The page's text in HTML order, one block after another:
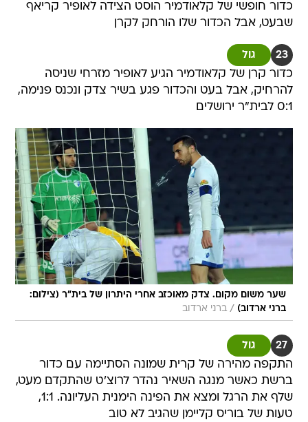
כדור חופשי של קלאודמיר הוסט הצידה לאופיר קריאף
שבעט, אבל הכדור שלו הורחק לקרן
23 גול
כדור קרן של קלאודמיר הגיע לאופיר מזרחי שניסה
להרחיק, אבל בעט והכדור פגע בשיר צדק ונכנס פנימה,
0:1 לבית"ר ירושלים
שער משום מקום. צדק מאוכזב אחרי היתרון של בית"ר (צילום:
ברני ארדוב) / ברני ארדוב
27 גול
התקפה מהירה של קרית שמונה הסתיימה עם כדור
ברשת כאשר מנגה השאיר נהדר לרוצ'ט שהתקדם מעט,
שלף את הרגל ומצא את הפינה הימנית העליונה. 1:1,
טעות של בוריס קליימן שהגיב לא טוב